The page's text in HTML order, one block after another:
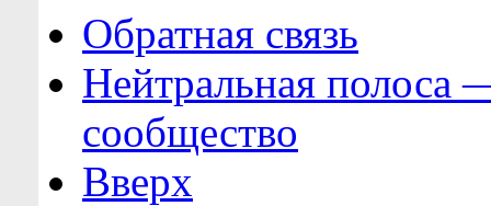
Обратная связь
Нейтральная полоса
сообщество
Вверх